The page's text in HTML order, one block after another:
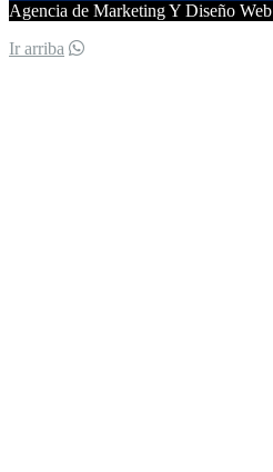
Agencia de Marketing Y Diseño Web
Ir arriba